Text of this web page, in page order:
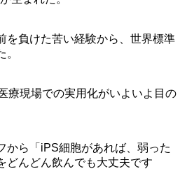
を負けた苦い経験から、世界標準
療現場での実用化がいよいよ目の
から「iPS細胞があれば、弱った
どんどん飲んでも大丈夫です